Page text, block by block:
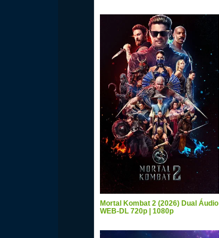
Mortal Kombat 2 (2026) Dual Áudio
WEB-DL 720p | 1080p